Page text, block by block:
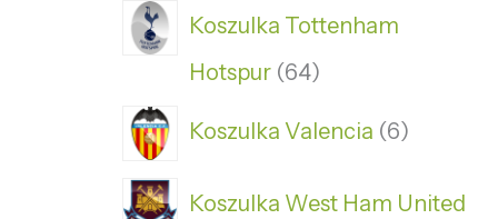
Koszulka Tottenham
Hotspur 64
Koszulka Valencia 6
Koszulka West Ham United